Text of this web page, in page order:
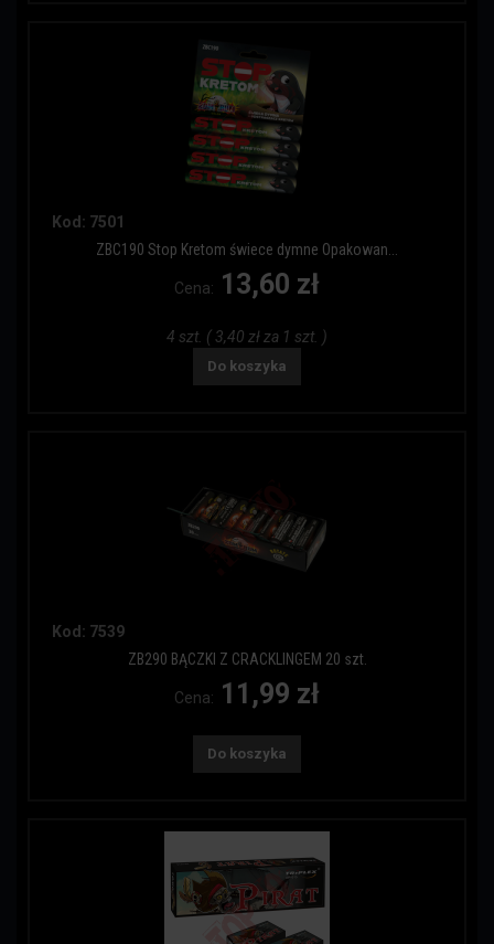
Kod: 7501
ZBC190 Stop Kretom świece dymne Opakowan...
Cena: 13,60 zł
4 szt. ( 3,40 zł za 1 szt. )
Do koszyka
Kod: 7539
ZB290 BĄCZKI Z CRACKLINGEM 20 szt.
Cena: 11,99 zł
Do koszyka